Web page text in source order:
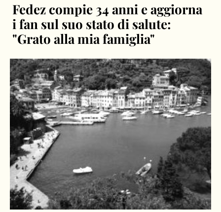
Fedez compie 34 anni e aggiorna
i fan sul suo stato di salute:
"Grato alla mia famiglia"